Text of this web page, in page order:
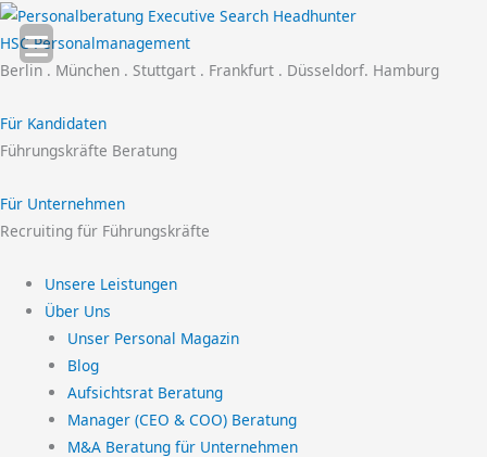
Zum
Inhalt
springen
HSC Personalmanagement
Berlin . München . Stuttgart . Frankfurt . Düsseldorf. Hamburg
Für Kandidaten
Führungskräfte Beratung
Für Unternehmen
Recruiting für Führungskräfte
Unsere Leistungen
Über Uns
Unser Personal Magazin
Blog
Aufsichtsrat Beratung
Manager (CEO & COO) Beratung
M&A Beratung für Unternehmen